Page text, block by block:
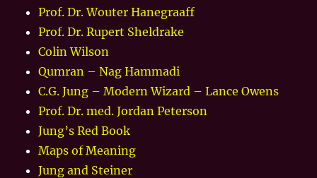
Prof. Dr. Wouter Hanegraaff
Prof. Dr. Rupert Sheldrake
Colin Wilson
Qumran – Nag Hammadi
C.G. Jung – Modern Wizard – Lance Owens
Prof. Dr. med. Jordan Peterson
Jung’s Red Book
Maps of Meaning
Jung and Steiner